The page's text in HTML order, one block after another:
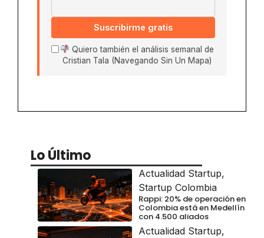
Suscribirme gratis
Quiero también el análisis semanal de
Cristian Tala (Navegando Sin Un Mapa)
Lo Último
Actualidad Startup,
Startup Colombia
Rappi: 20% de operación en
Colombia está en Medellín
con 4.500 aliados
Actualidad Startup,